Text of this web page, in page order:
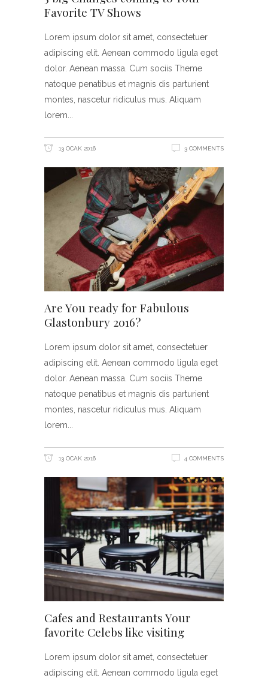
Favorite TV Shows
Lorem ipsum dolor sit amet, consectetuer
adipiscing elit. Aenean commodo ligula eget
dolor. Aenean massa. Cum sociis Theme
natoque penatibus et magnis dis parturient
montes, nascetur ridiculus mus. Aliquam
lorem
13 OCAK 2016 3 COMMENTS
Are You ready for Fabulous
Glastonbury 2016?
Lorem ipsum dolor sit amet, consectetuer
adipiscing elit. Aenean commodo ligula eget
dolor. Aenean massa. Cum sociis Theme
natoque penatibus et magnis dis parturient
montes, nascetur ridiculus mus. Aliquam
lorem
13 OCAK 2016 4 COMMENTS
Cafes and Restaurants Your
favorite Celebs like visiting
Lorem ipsum dolor sit amet, consectetuer
adipiscing elit. Aenean commodo ligula eget